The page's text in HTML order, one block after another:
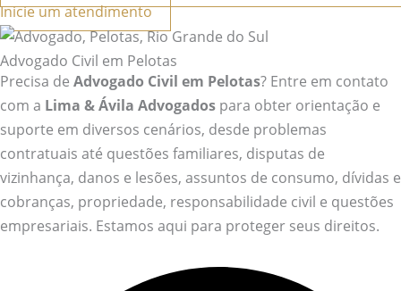
Inicie um atendimento
Advogado Civil em Pelotas
Precisa de Advogado Civil em Pelotas? Entre em contato
com a Lima & Ávila Advogados para obter orientação e
suporte em diversos cenários, desde problemas
contratuais até questões familiares, disputas de
vizinhança, danos e lesões, assuntos de consumo, dívidas e
cobranças, propriedade, responsabilidade civil e questões
empresariais. Estamos aqui para proteger seus direitos.